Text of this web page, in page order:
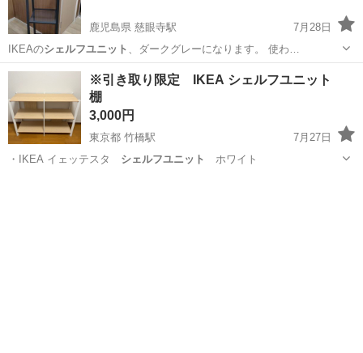
鹿児島県 慈眼寺駅
7月28日
IKEAのシェルフユニット 、ダークグレーになります。 使わ…
鹿児島 鹿児島市 慈眼寺駅
※引き取り限定 IKEA シェルフユニット
棚
3,000円
東京都 竹橋駅
7月27日
・IKEA イェッテスタ シェルフユニット ホワイト